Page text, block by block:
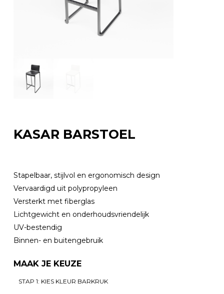
KASAR BARSTOEL
Stapelbaar, stijlvol en ergonomisch design
Vervaardigd uit polypropyleen
Versterkt met fiberglas
Lichtgewicht en onderhoudsvriendelijk
UV-bestendig
Binnen- en buitengebruik
MAAK JE KEUZE
STAP 1: KIES KLEUR BARKRUK